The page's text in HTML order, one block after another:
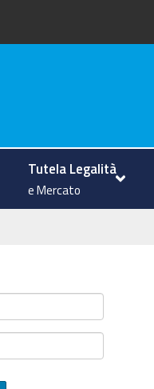
Tutela Legalità
e Mercato